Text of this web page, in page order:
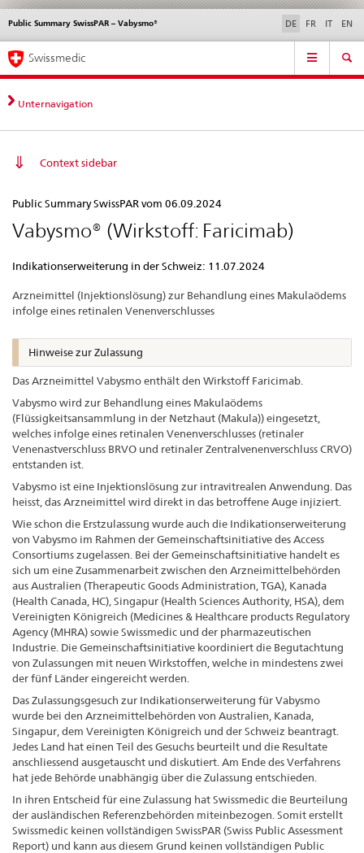
Direktnavigation
News,
Rechtsgrundlagen,
Kontakt
News & Updates Kontakt | Support & Hilfe
Public Summary SwissPAR – Vabysmo®
Sprachwahl DE FR IT EN
Service
Hauptnavigation
Swissmedic
Unternavigation
Context sidebar
Summary
SwissPAR
–
Public Summary SwissPAR vom 06.09.2024
Vabysmo® (Wirkstoff: Faricimab)
Indikationserweiterung in der Schweiz: 11.07.2024
Arzneimittel (Injektionslösung) zur Behandlung eines Makulaödems
infolge eines retinalen Venenverschlusses
Hinweise zur Zulassung
Das Arzneimittel Vabysmo enthält den Wirkstoff Faricimab.
Vabysmo wird zur Behandlung eines Makulaödems
(Flüssigkeitsansammlung in der Netzhaut (Makula)) eingesetzt,
welches infolge eines retinalen Venenverschlusses (retinaler
Venenastverschluss BRVO und retinaler Zentralvenenverschluss CRVO)
entstanden ist.
Vabysmo ist eine Injektionslösung zur intravitrealen Anwendung. Das
heisst, das Arzneimittel wird direkt in das betroffene Auge injiziert.
Wie schon die Erstzulassung wurde auch die Indikationserweiterung
von Vabysmo im Rahmen der Gemeinschaftsinitiative des Access
Consortiums zugelassen. Bei der Gemeinschaftsinitiative handelt es
sich um eine Zusammenarbeit zwischen den Arzneimittelbehörden
aus Australien (Therapeutic Goods Administration, TGA), Kanada
(Health Canada, HC), Singapur (Health Sciences Authority, HSA), dem
Vereinigten Königreich (Medicines & Healthcare products Regulatory
Agency (MHRA) sowie Swissmedic und der pharmazeutischen
Industrie. Die Gemeinschaftsinitiative koordiniert die Begutachtung
von Zulassungen mit neuen Wirkstoffen, welche in mindestens zwei
der fünf Länder eingereicht werden.
Das Zulassungsgesuch zur Indikationserweiterung für Vabysmo
wurde bei den Arzneimittelbehörden von Australien, Kanada,
Singapur, dem Vereinigten Königreich und der Schweiz beantragt.
Jedes Land hat einen Teil des Gesuchs beurteilt und die Resultate
anschliessend ausgetauscht und diskutiert. Am Ende des Verfahrens
hat jede Behörde unabhängig über die Zulassung entschieden.
In ihren Entscheid für eine Zulassung hat Swissmedic die Beurteilung
der ausländischen Referenzbehörden miteinbezogen. Somit erstellt
Swissmedic keinen vollständigen SwissPAR (Swiss Public Assessment
Report) und kann aus diesem Grund keinen vollständigen Public